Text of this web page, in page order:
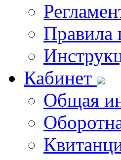
Правила
Кабинет
Общая